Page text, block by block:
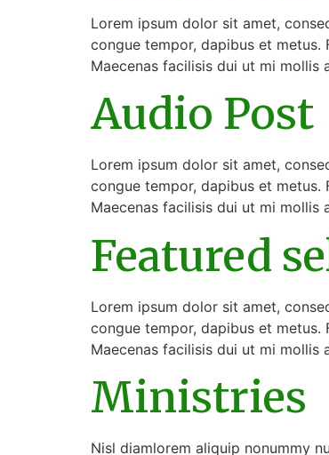
Lorem ipsum dolor sit amet,
congue tempor, dapibus et
Maecenas facilisis dui ut mi
Audio Post
Lorem ipsum dolor sit amet,
congue tempor, dapibus et
Maecenas facilisis dui ut mi
Featured
Lorem ipsum dolor sit amet,
congue tempor, dapibus et
Maecenas facilisis dui ut mi
Ministries
Nisl diamlorem aliquip nonummy